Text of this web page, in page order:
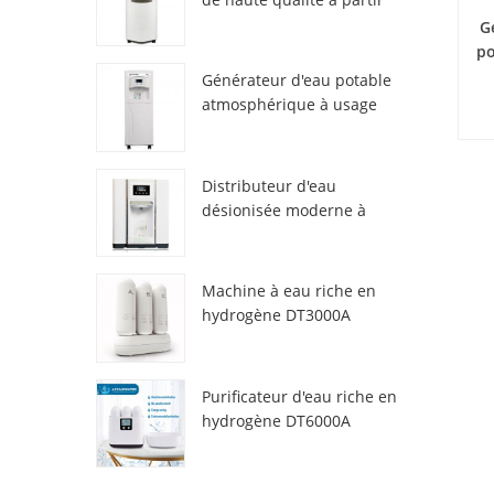
Générateur d'eau potable
atmosphérique à usage
Distributeur d'eau
désionisée moderne à
Machine à eau riche en
hydrogène DT3000A
Purificateur d'eau riche en
hydrogène DT6000A